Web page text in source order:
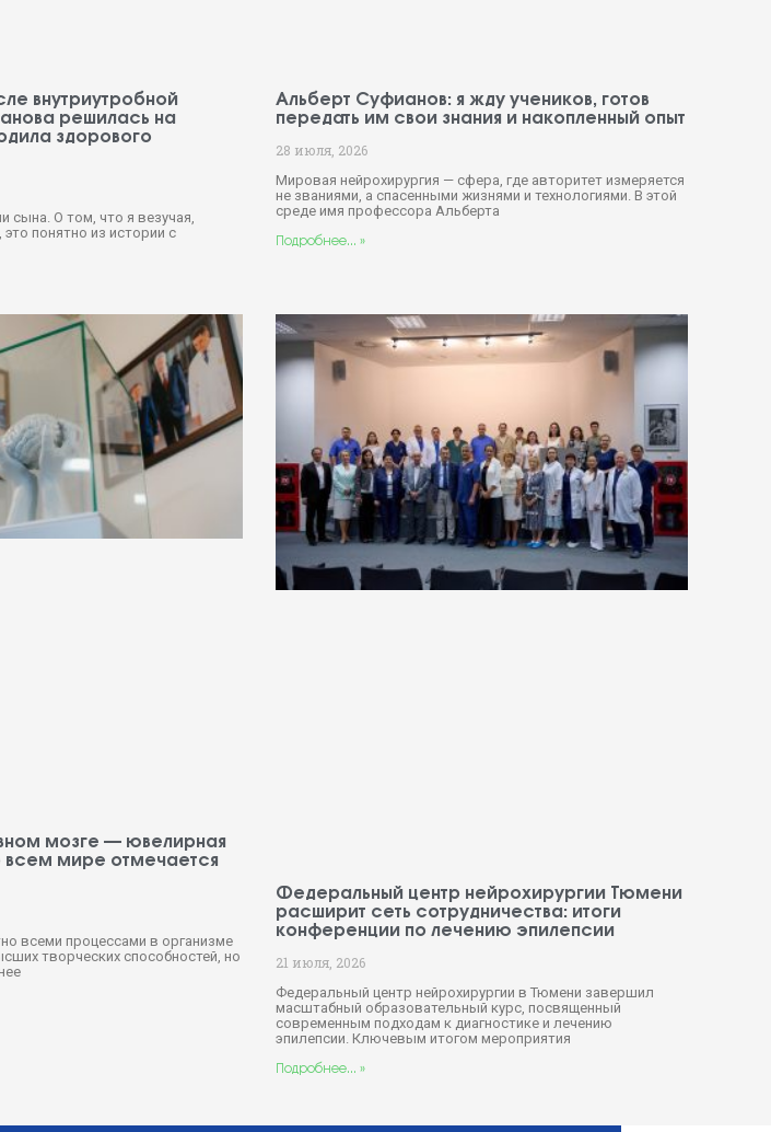
внутриутробной
решилась на
здорового
сына. О том, что я везучая,
понятно из истории с
Альберт Суфианов: я жду учеников, готов
передать им свои знания и накопленный опыт
28 июля, 2026
Мировая нейрохирургия — сфера, где авторитет измеряется
не званиями, а спасенными жизнями и технологиями. В этой
среде имя профессора Альберта
Подробнее... »
мозге — ювелирная
всем мире отмечается
всеми процессами в организме
творческих способностей, но
Федеральный центр нейрохирургии Тюмени
расширит сеть сотрудничества: итоги
конференции по лечению эпилепсии
21 июля, 2026
Федеральный центр нейрохирургии в Тюмени завершил
масштабный образовательный курс, посвященный
современным подходам к диагностике и лечению
эпилепсии. Ключевым итогом мероприятия
Подробнее... »